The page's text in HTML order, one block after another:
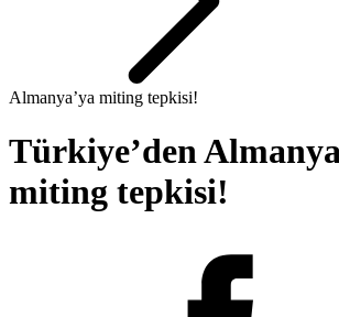
Almanya’ya miting tepkisi!
Türkiye’den
miting tepkisi!